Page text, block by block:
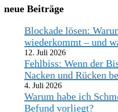
neue Beiträge
Blockade lösen:
wiederkommt – und
12. Juli 2026
Fehlbiss: Wenn der
Nacken und Rücken
4. Juli 2026
Warum habe ich
Befund vorliegt?